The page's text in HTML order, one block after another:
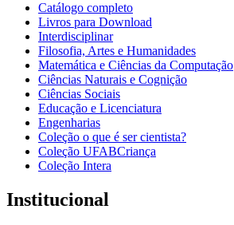
Catálogo completo
Livros para Download
Interdisciplinar
Filosofia, Artes e Humanidades
Matemática e Ciências da Computação
Ciências Naturais e Cognição
Ciências Sociais
Educação e Licenciatura
Engenharias
Coleção o que é ser cientista?
Coleção UFABCriança
Coleção Intera
Institucional